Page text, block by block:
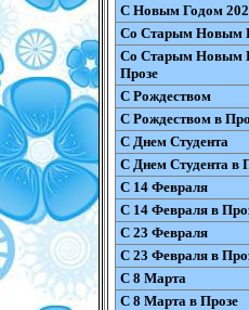
С Новым Годом
Со Старым Новым
Со Старым Новым
Прозе
С Рождеством
С Рождеством в
С Днем Студента
С Днем Студента в
С 14 Февраля
С 14 Февраля в
С 23 Февраля
С 23 Февраля в
С 8 Марта
С 8 Марта в Прозе